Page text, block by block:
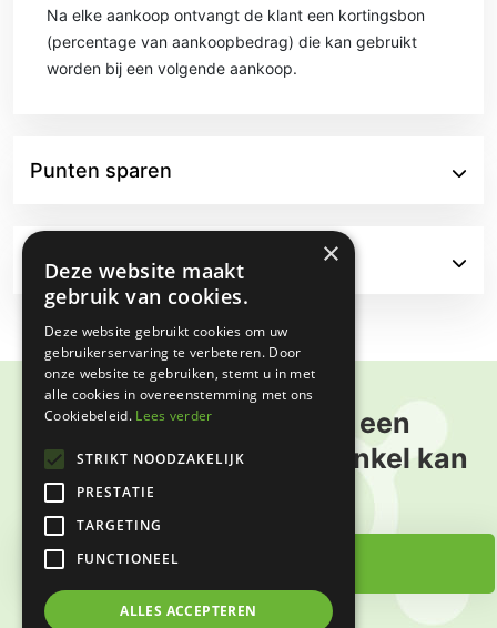
Na elke aankoop ontvangt de klant een kortingsbon
(percentage van aankoopbedrag) die kan gebruikt
worden bij een volgende aankoop.
Punten sparen
Na X aantal aankopen
Ontdek of Omnipos een
meerwaardevoor uw winkel kan
×
Deze website maakt
gebruik van cookies.
Deze website gebruikt cookies om uw
gebruikerservaring te verbeteren. Door
onze website te gebruiken, stemt u in met
alle cookies in overeenstemming met ons
Cookiebeleid. Lees verder
STRIKT NOODZAKELIJK
PRESTATIE
TARGETING
FUNCTIONEEL
ALLES ACCEPTEREN